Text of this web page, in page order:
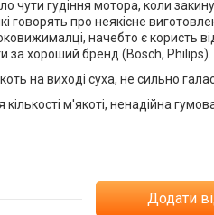
чути гудіння мотора, коли
говорять про неякісне
начебто є користь
за хороший бренд (Bosch, Philips).
на виході суха, не сильно
м'якоті, ненадійна
Додати